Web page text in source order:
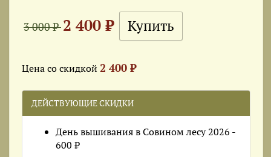
3 000 ₽2 400 ₽
Цена со скидкой 2 400 ₽
ДЕЙСТВУЮЩИЕ СКИДКИ
День вышивания в Совином лесу 2026 -
600 ₽